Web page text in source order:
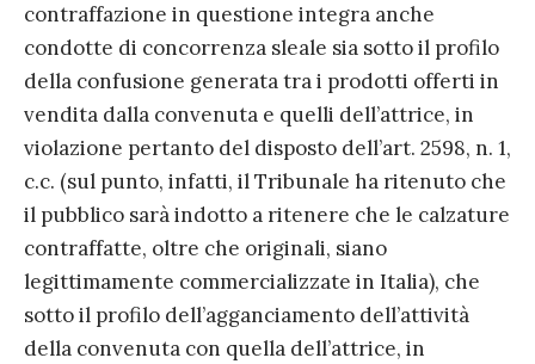
contraffazione in questione integra anche
condotte di concorrenza sleale sia sotto il profilo
della confusione generata tra i prodotti offerti in
vendita dalla convenuta e quelli dell’attrice, in
violazione pertanto del disposto dell’art. 2598, n. 1,
c.c. (sul punto, infatti, il Tribunale ha ritenuto che
il pubblico sarà indotto a ritenere che le calzature
contraffatte, oltre che originali, siano
legittimamente commercializzate in Italia), che
sotto il profilo dell’agganciamento dell’attività
della convenuta con quella dell’attrice, in